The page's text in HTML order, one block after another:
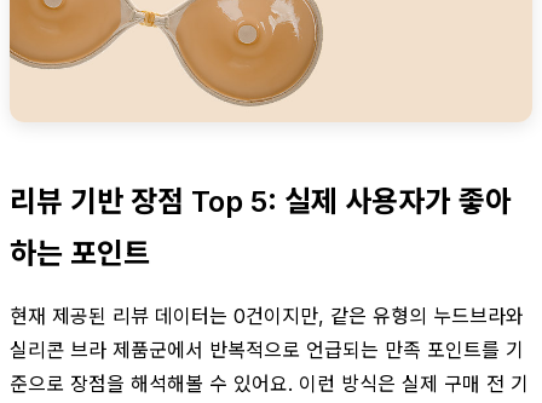
리뷰 기반 장점 Top 5: 실제 사용자가 좋아
하는 포인트
현재 제공된 리뷰 데이터는 0건이지만, 같은 유형의 누드브라와
실리콘 브라 제품군에서 반복적으로 언급되는 만족 포인트를 기
준으로 장점을 해석해볼 수 있어요. 이런 방식은 실제 구매 전 기